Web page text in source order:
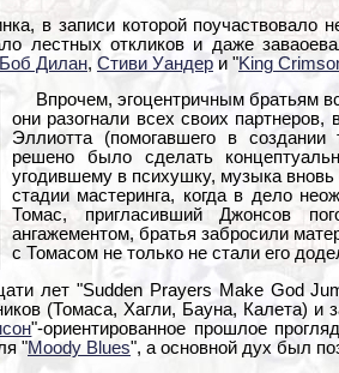
в записи которой поучаствовало
лестных откликов и даже
Боб Дилан, Стиви Уандер и "King
Впрочем, эгоцентричным братьям
они разогнали всех своих
Эллиотта (помогавшего в создании
решено было сделать
угодившему в психушку, музыка
стадии мастеринга, когда в дело
Томас, пригласивший Джонсов
ангажементом, братья забросили
с Томасом не только не стали его
лет "Sudden Prayers Make God
(Томаса, Хагли, Бауна, Калета) и
"-ориентированное прошлое
"Moody Blues", а основной дух был